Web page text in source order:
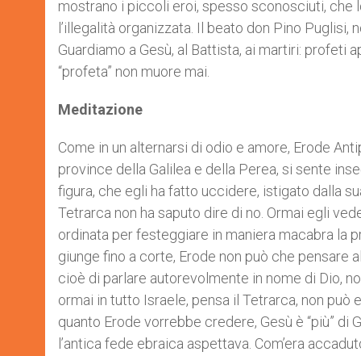
mostrano i piccoli eroi, spesso sconosciuti, che
l’illegalità organizzata. Il beato don Pino
Guardiamo a Gesù, al Battista, ai martiri: profeti
“profeta” non muore mai.
Meditazione
Come in un alternarsi di odio e amore, Erode
province della Galilea e della Perea, si sente
figura, che egli ha fatto uccidere, istigato dalla
Tetrarca non ha saputo dire di no. Ormai egli
ordinata per festeggiare in maniera macabra la
giunge fino a corte, Erode non può che pensare
cioè di parlare autorevolmente in nome di Dio,
ormai in tutto Israele, pensa il Tetrarca, non
quanto Erode vorrebbe credere, Gesù è “più” di
l’antica fede ebraica aspettava. Com’era